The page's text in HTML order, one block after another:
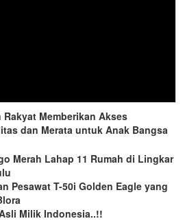
Memberikan Akses
dan Merata untuk Anak Bangsa
Merah Lahap 11 Rumah di Lingkar
Pesawat T-50i Golden Eagle yang
Milik Indonesia..!!